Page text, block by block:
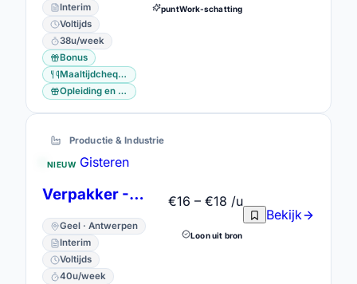
Interim
Voltijds
38u/week
Bonus
Maaltijdcheques
Opleiding en vorming
puntWork-schatting
Productie & Industrie
NIEUW Gisteren
Verpakker -Heftruckbestuurder
Geel · Antwerpen
Interim
Voltijds
40u/week
€16 – €18 /u
Loon uit bron
Bekijk